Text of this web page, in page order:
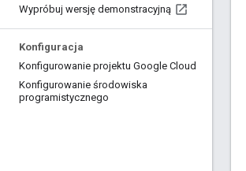
Wypróbuj wersję demonstracyjną
Konfiguracja
Konfigurowanie projektu Google Cloud
Konfigurowanie środowiska
programistycznego